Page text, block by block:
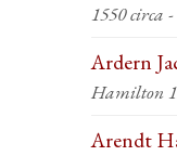
1550 circa
Ardern
Arendt